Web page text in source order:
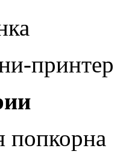
принтер
попкорна